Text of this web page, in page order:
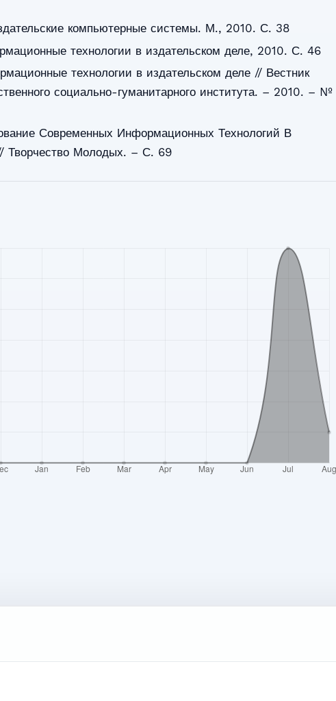
компьютерные системы. М., 2010. С. 38
технологии в издательском деле, 2010. С. 46
технологии в издательском деле // Вестник
социально-гуманитарного института. – 2010. – №
Современных Информационных Технологий В
Творчество Молодых. – С. 69